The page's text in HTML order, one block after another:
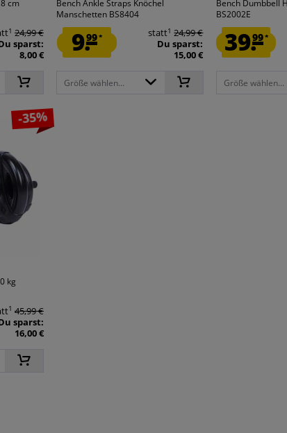
cm
1 24,99 €
sparst:
8,00 €
Bench Ankle Straps Knöchel
Manschetten BS8404
9.99* statt1 24,99 €
Du sparst:
15,00 €
Größe wählen...
Bench Dumbbell
BS2002E
39.99*
Größe wählen...
-35%
kg
1 45,99 €
sparst:
16,00 €